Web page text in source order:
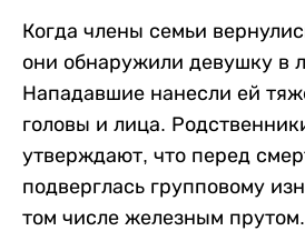
Когда члены семьи
они обнаружили девушку в
Нападавшие нанесли ей
головы и лица.
утверждают, что перед
подверглась групповому
том числе железным прутом.